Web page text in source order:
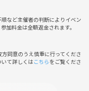
など主催者の判断によりイベン
加料金は全額返金されます。
同意のうえ慎重に行ってくださ
て詳しくはこちらをご覧くださ